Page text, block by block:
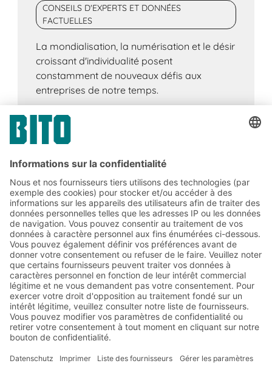
CONSEILS D'EXPERTS ET DONNÉES
FACTUELLES
La mondialisation, la numérisation et le désir
croissant d'individualité posent
constamment de nouveaux défis aux
entreprises de notre temps.
Abonnez-vous à la lettre
d'information de BITO :
Actualités de l'entrepôt et de
la logistique
Réductions exclusives
Innovations
S'inscrire à la newsletter